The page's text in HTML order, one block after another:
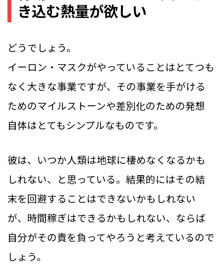
き込む熱量が欲しい
どうでしょう。
イーロン・マスクがやっていることはとてつも
なく大きな事業ですが、その事業を手がける
ためのマイルストーンや差別化のための発想
自体はとてもシンプルなものです。
彼は、いつか人類は地球に棲めなくなるかも
しれない、と思っている。結果的にはその結
末を回避することはできないかもしれない
が、時間稼ぎはできるかもしれない、ならば
自分がその責を負ってやろうと考えているので
しょう。